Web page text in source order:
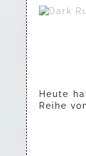
Heute
Reihe